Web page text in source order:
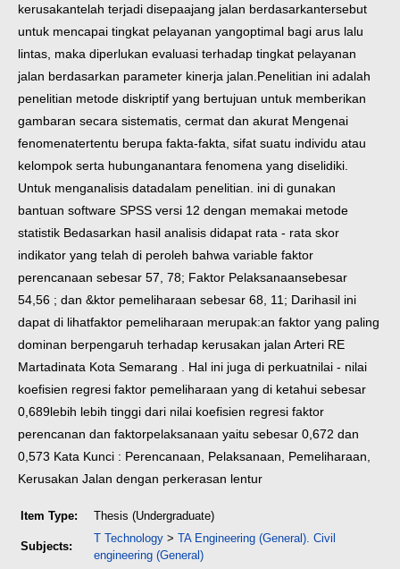
kerusakantelah terjadi disepaajang jalan berdasarkantersebut
untuk mencapai tingkat pelayanan yangoptimal bagi arus lalu
lintas, maka diperlukan evaluasi terhadap tingkat pelayanan
jalan berdasarkan parameter kinerja jalan. Penelitian ini adalah
penelitian metode diskriptif yang bertujuan untuk memberikan
gambaran secara sistematis, cermat dan akurat Mengenai
fenomenatertentu berupa fakta-fakta, sifat suatu individu atau
kelompok serta hubunganantara fenomena yang diselidiki.
Untuk menganalisis datadalam penelitian. ini di gunakan
bantuan software SPSS versi 12 dengan memakai metode
statistik Bedasarkan hasil analisis didapat rata - rata skor
indikator yang telah di peroleh bahwa variable faktor
perencanaan sebesar 57, 78; Faktor Pelaksanaansebesar
54,56 ; dan &ktor pemeliharaan sebesar 68, 11; Darihasil ini
dapat di lihatfaktor pemeliharaan merupak:an faktor yang paling
dominan berpengaruh terhadap kerusakan jalan Arteri RE
Martadinata Kota Semarang . Hal ini juga di perkuatnilai - nilai
koefisien regresi faktor pemeliharaan yang di ketahui sebesar
0,689lebih lebih tinggi dari nilai koefisien regresi faktor
perencanan dan faktorpelaksanaan yaitu sebesar 0,672 dan
0,573 Kata Kunci : Perencanaan, Pelaksanaan, Pemeliharaan,
Kerusakan Jalan dengan perkerasan lentur
Item Type: Thesis (Undergraduate)
Subjects:
T Technology > TA Engineering (General). Civil
engineering (General)